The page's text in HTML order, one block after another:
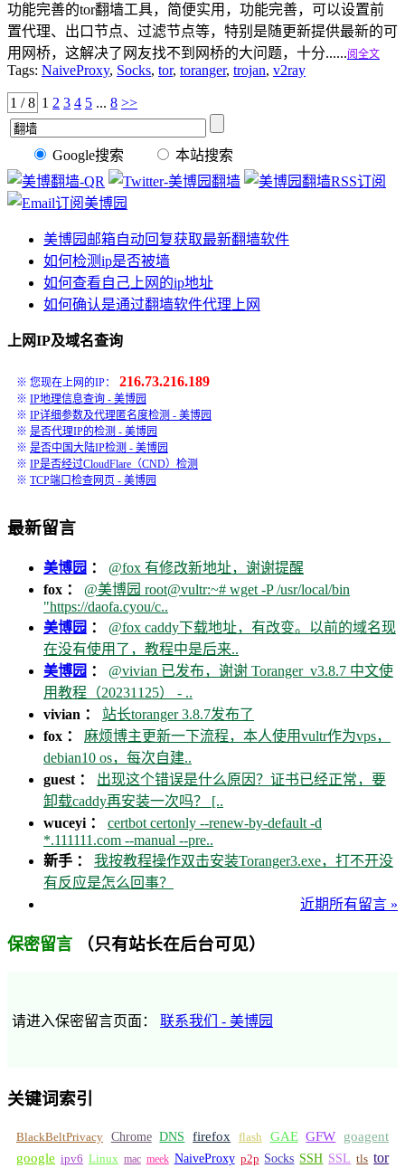
功能完善的tor翻墙工具，简便实用，功能完善，可以设置前
置代理、出口节点、过滤节点等，特别是随更新提供最新的可
用网桥，这解决了网友找不到网桥的大问题，十分......阅全文
Tags: NaiveProxy, Socks, tor, toranger, trojan, v2ray
1 / 8 1 2 3 4 5 ... 8 >>
Google搜索 本站搜索
美博园邮箱自动回复获取最新翻墙软件
如何检测ip是否被墙
如何查看自己上网的ip地址
如何确认是通过翻墙软件代理上网
上网IP及域名查询
※ 您现在上网的IP： 216.73.216.189
※ IP地理信息查询 - 美博园
※ IP详细参数及代理匿名度检测 - 美博园
※ 是否代理IP的检测 - 美博园
※ 是否中国大陆IP检测 - 美博园
※ IP是否经过CloudFlare（CND）检测
※ TCP端口检查网页 - 美博园
最新留言
美博园 ： @fox 有修改新地址，谢谢提醒
fox ： @美博园 root@vultr:~# wget -P /usr/local/bin
"https://daofa.cyou/c..
美博园 ： @fox caddy下载地址，有改变。以前的域名现
在没有使用了，教程中是后来..
美博园 ： @vivian 已发布，谢谢 Toranger_v3.8.7 中文使
用教程（20231125） - ..
vivian ： 站长toranger 3.8.7发布了
fox ： 麻烦博主更新一下流程，本人使用vultr作为vps，
debian10 os，每次自建..
guest ： 出现这个错误是什么原因？证书已经正常，要
卸载caddy再安装一次吗？ [..
wuceyi ： certbot certonly --renew-by-default -d
*.111111.com --manual --pre..
新手 ： 我按教程操作双击安装Toranger3.exe，打不开没
有反应是怎么回事？
近期所有留言 »
保密留言 （只有站长在后台可见）
请进入保密留言页面： 联系我们 - 美博园
关键词索引
BlackBeltPrivacy Chrome DNS firefox flash GAE GFW
goagent
google ipv6 Linux mac meek NaiveProxy p2p Socks SSH SSL tls tor